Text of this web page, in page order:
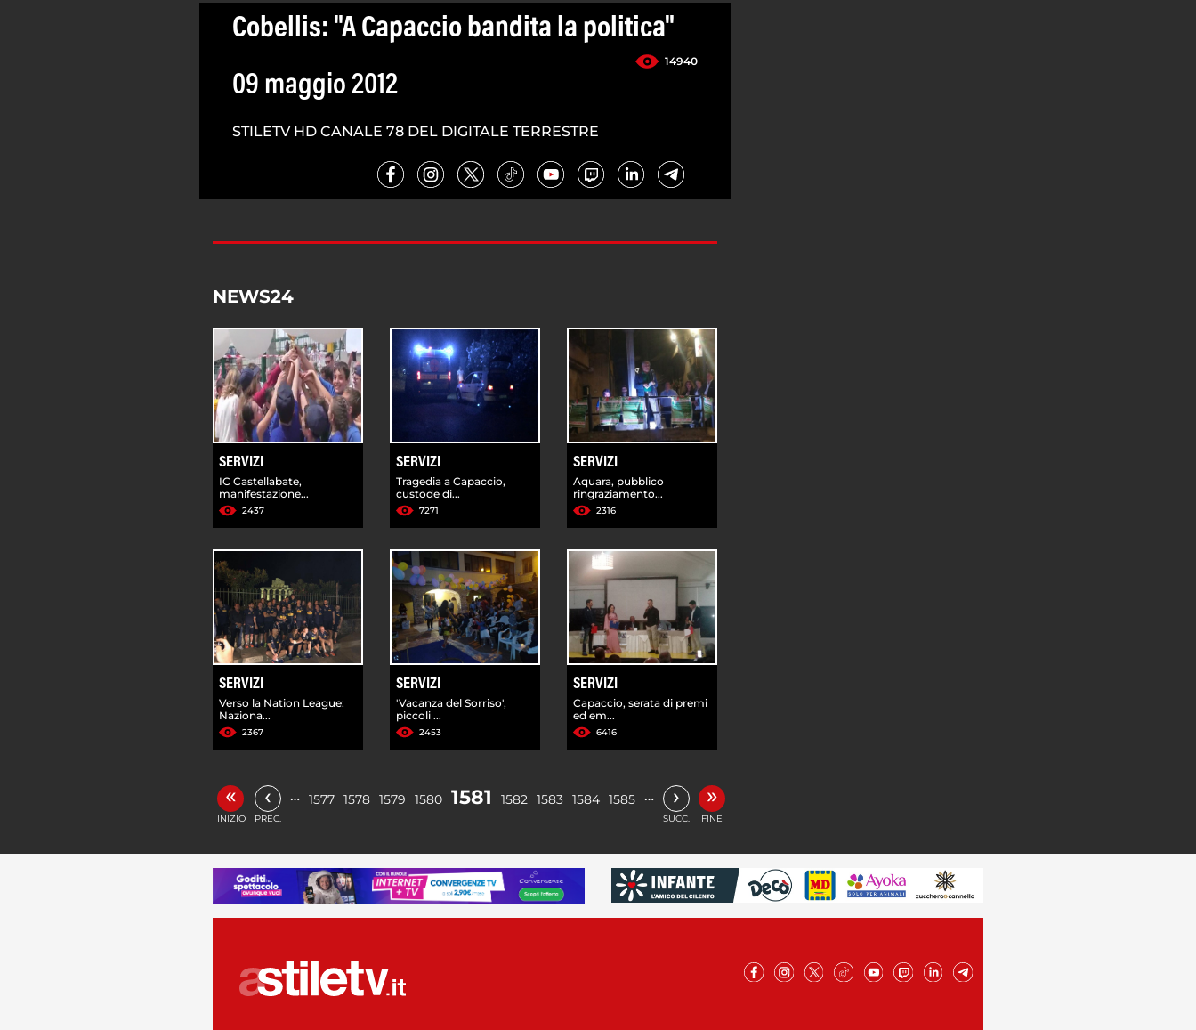
Cobellis: "A Capaccio bandita la politica"
14940
09 maggio 2012
STILETV HD CANALE 78 DEL DIGITALE TERRESTRE
NEWS24
SERVIZI
IC Castellabate,
manifestazione...
2437
SERVIZI
Tragedia a Capaccio,
custode di...
7271
SERVIZI
Aquara, pubblico
ringraziamento...
2316
SERVIZI
Verso la Nation League:
Naziona...
2367
SERVIZI
'Vacanza del Sorriso',
piccoli ...
2453
SERVIZI
Capaccio, serata di premi
ed em...
6416
«
INIZIO
‹
PREC.
… 1577 1578 1579 1580 1581 1582 1583 1584 1585 … ›
SUCC.
»
FINE